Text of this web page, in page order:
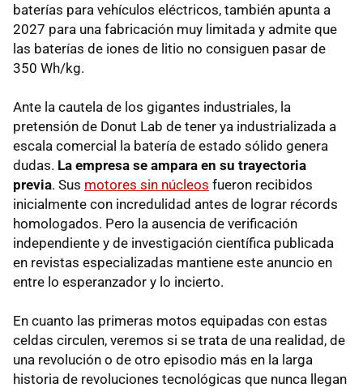
baterías para vehículos eléctricos, también apunta a
2027 para una fabricación muy limitada y admite que
las baterías de iones de litio no consiguen pasar de
350 Wh/kg.
Ante la cautela de los gigantes industriales, la
pretensión de Donut Lab de tener ya industrializada a
escala comercial la batería de estado sólido genera
dudas. La empresa se ampara en su trayectoria
previa. Sus motores sin núcleos fueron recibidos
inicialmente con incredulidad antes de lograr récords
homologados. Pero la ausencia de verificación
independiente y de investigación científica publicada
en revistas especializadas mantiene este anuncio en
entre lo esperanzador y lo incierto.
En cuanto las primeras motos equipadas con estas
celdas circulen, veremos si se trata de una realidad, de
una revolución o de otro episodio más en la larga
historia de revoluciones tecnológicas que nunca llegan